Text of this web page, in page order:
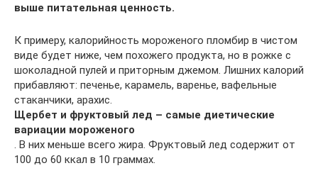
выше питательная ценность.
К примеру, калорийность мороженого пломбир в чистом
виде будет ниже, чем похожего продукта, но в рожке с
шоколадной пулей и приторным джемом. Лишних калорий
прибавляют: печенье, карамель, варенье, вафельные
стаканчики, арахис.
Щербет и фруктовый лед – самые диетические
вариации мороженого
. В них меньше всего жира. Фруктовый лед содержит от
100 до 60 ккал в 10 граммах.